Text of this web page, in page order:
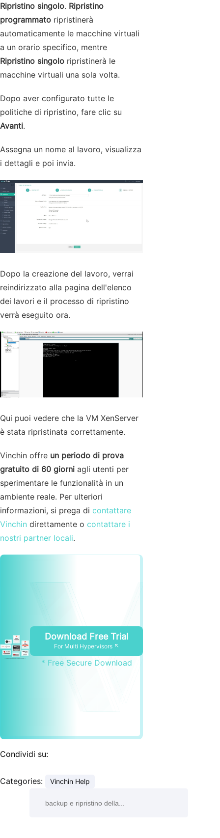
Ripristino singolo. Ripristino
programmato ripristinerà
automaticamente le macchine virtuali
a un orario specifico, mentre
Ripristino singolo ripristinerà le
macchine virtuali una sola volta.
Dopo aver configurato tutte le
politiche di ripristino, fare clic su
Avanti.
Assegna un nome al lavoro, visualizza
i dettagli e poi invia.
Dopo la creazione del lavoro, verrai
reindirizzato alla pagina dell'elenco
dei lavori e il processo di ripristino
verrà eseguito ora.
Qui puoi vedere che la VM XenServer
è stata ripristinata correttamente.
Vinchin offre un periodo di prova
gratuito di 60 giorni agli utenti per
sperimentare le funzionalità in un
ambiente reale. Per ulteriori
informazioni, si prega di contattare
Vinchin direttamente o contattare i
nostri partner locali.
Download Free Trial
For Multi Hypervisors ↖
* Free Secure Download
Condividi su:
Categories: Vinchin Help